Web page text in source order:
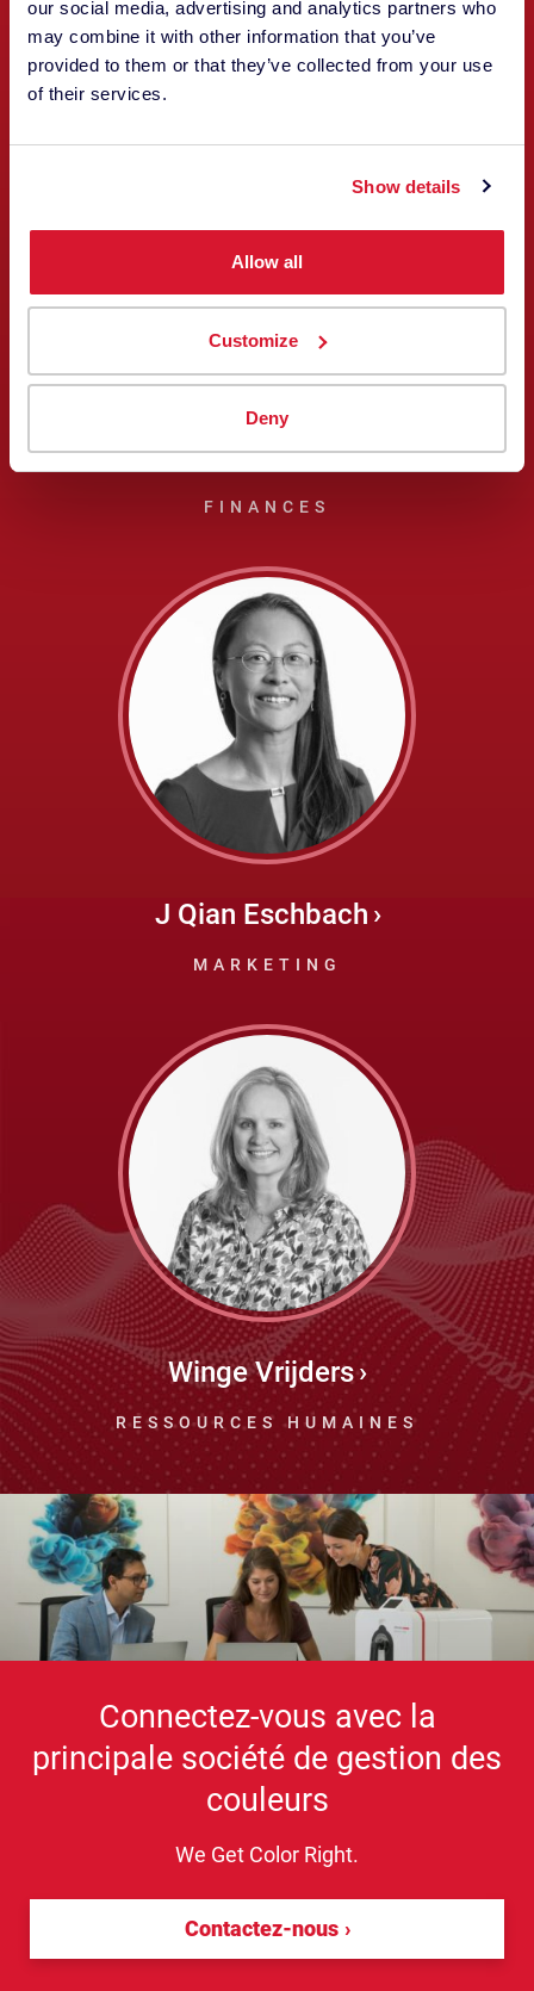
our social media, advertising and analytics partners who
may combine it with other information that you’ve
provided to them or that they’ve collected from your use
of their services.
Show details
Allow all
Customize
Deny
VENTES ET SUPPORT
Philipp Hediger
FINANCES
J Qian Eschbach
MARKETING
Winge Vrijders
RESSOURCES HUMAINES
Connectez-vous avec la
principale société de gestion des
couleurs
We Get Color Right.
Contactez-nous